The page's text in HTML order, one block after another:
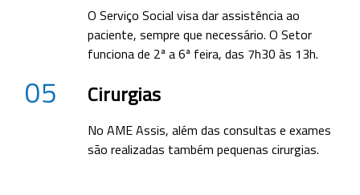
O Serviço Social visa dar assistência ao
paciente, sempre que necessário. O Setor
funciona de 2ª a 6ª feira, das 7h30 às 13h.
05 Cirurgias
No AME Assis, além das consultas e exames
são realizadas também pequenas cirurgias.